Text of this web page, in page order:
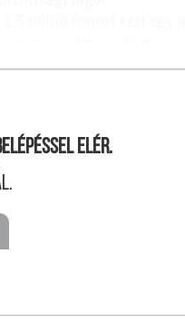
elér.